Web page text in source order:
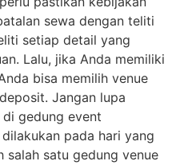
sewa dengan teliti
setiap detail yang
Lalu, jika Anda memiliki
bisa memilih venue
Jangan lupa
gedung event
pada hari yang
salah satu gedung venue